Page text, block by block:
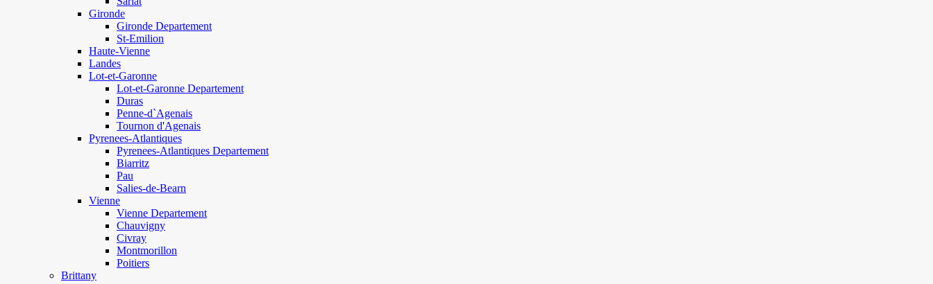
Gironde
Gironde Departement
St-Emilion
Haute-Vienne
Landes
Lot-et-Garonne
Lot-et-Garonne Departement
Duras
Penne-d`Agenais
Tournon d'Agenais
Pyrenees-Atlantiques
Pyrenees-Atlantiques Departement
Biarritz
Pau
Salies-de-Bearn
Vienne
Vienne Departement
Chauvigny
Civray
Montmorillon
Poitiers
Brittany